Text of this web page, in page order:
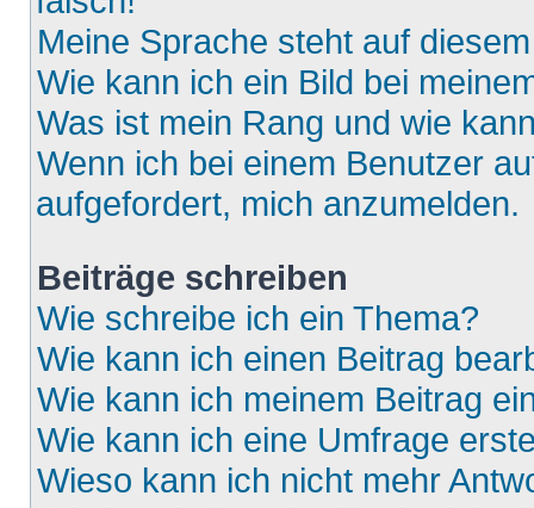
Meine Sprache steht auf
Wie kann ich ein Bild bei
Was ist mein Rang und wie
Wenn ich bei einem Benutzer
aufgefordert, mich anzumelden.
Beiträge schreiben
Wie schreibe ich ein Thema?
Wie kann ich einen Beitrag
Wie kann ich meinem Beitrag
Wie kann ich eine Umfrage
Wieso kann ich nicht mehr